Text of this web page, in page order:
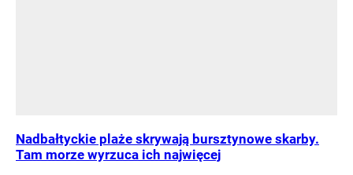
Nadbałtyckie plaże skrywają bursztynowe skarby.
Tam morze wyrzuca ich najwięcej